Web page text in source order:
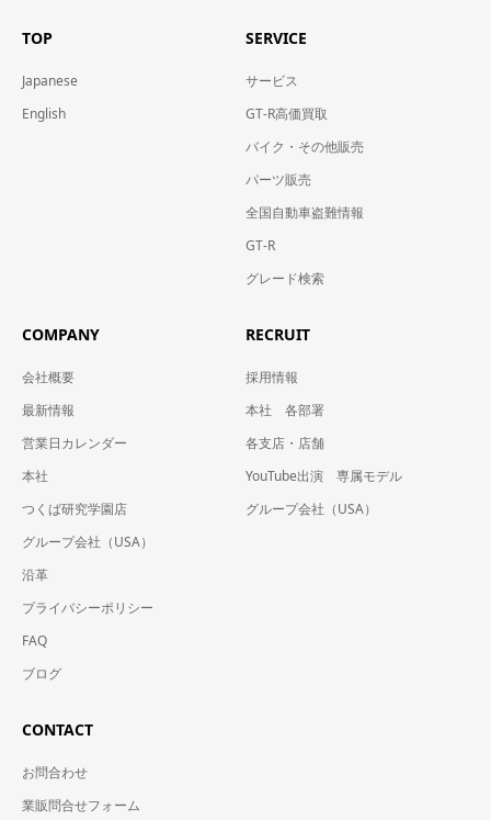
TOP
Japanese
English
SERVICE
サービス
GT-R高価買取
バイク・その他販売
パーツ販売
全国自動車盗難情報
GT-R
グレード検索
COMPANY
会社概要
最新情報
営業日カレンダー
本社
つくば研究学園店
グループ会社（USA）
沿革
プライバシーポリシー
FAQ
ブログ
RECRUIT
採用情報
本社 各部署
各支店・店舗
YouTube出演 専属モデル
グループ会社（USA）
CONTACT
お問合わせ
業販問合せフォーム